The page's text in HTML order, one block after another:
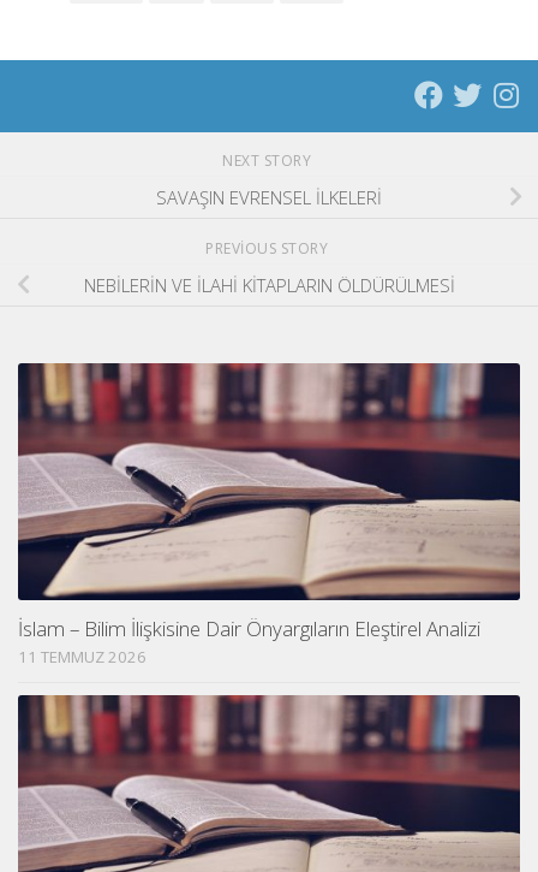
NEXT STORY
SAVAŞIN EVRENSEL İLKELERİ
PREVIOUS STORY
NEBİLERİN VE İLAHİ KİTAPLARIN ÖLDÜRÜLMESİ
İslam – Bilim İlişkisine Dair Önyargıların Eleştirel Analizi
11 TEMMUZ 2026